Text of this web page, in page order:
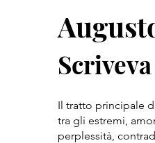
Scrivev
Il tratto principale
tra gli estremi,
perplessità,